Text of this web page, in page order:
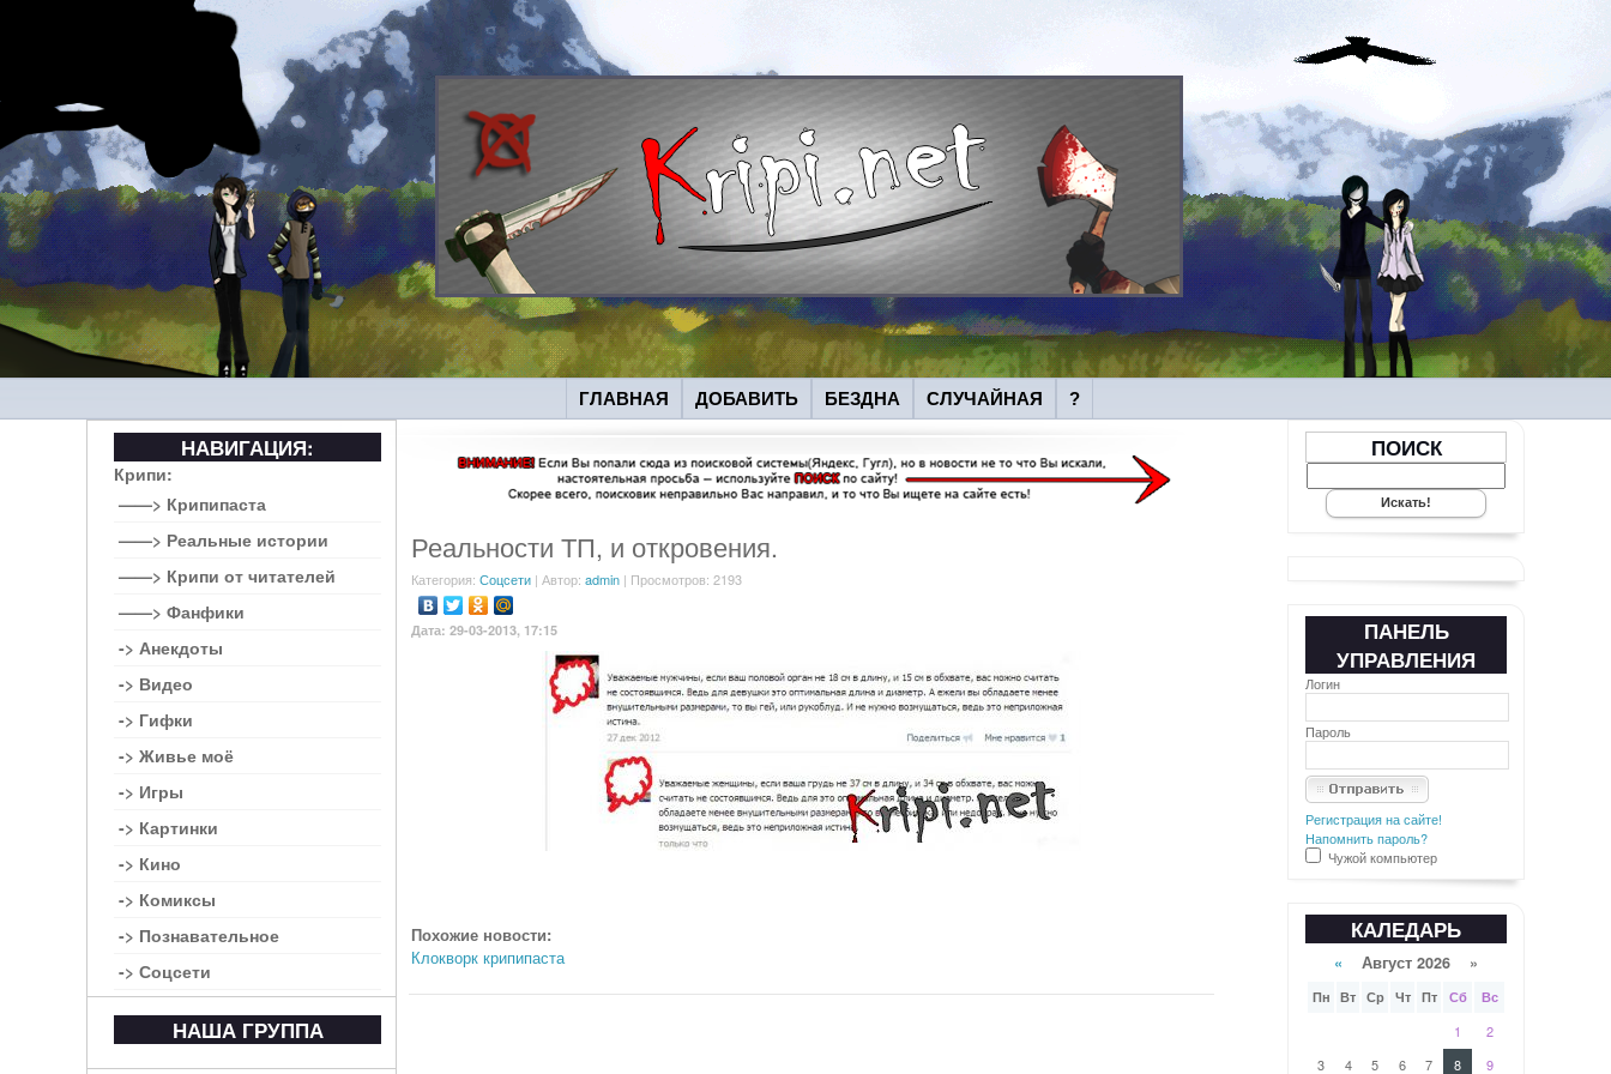
ГЛАВНАЯ ДОБАВИТЬ БЕЗДНА СЛУЧАЙНАЯ ?
Реальности ТП, и откровения.
Категория: Соцсети| Автор: admin| Просмотров: 2193
Дата: 29-03-2013, 17:15
Похожие новости:
Клокворк крипипаста
НАВИГАЦИЯ:
Крипи:
——> Крипипаста
——> Реальные истории
——> Крипи от читателей
——> Фанфики
-> Анекдоты
-> Видео
-> Гифки
-> Живье моё
-> Игры
-> Картинки
-> Кино
-> Комиксы
-> Познавательное
-> Соцсети
НАША ГРУППА
ПОИСК
ПАНЕЛЬ
УПРАВЛЕНИЯ
Логин
Пароль
Регистрация на сайте!
Напомнить пароль?
Чужой компьютер
КАЛЕДАРЬ
« Август 2026 »
Пн Вт Ср Чт Пт Сб Вс
1
2
3
4 5 6 7 8 9